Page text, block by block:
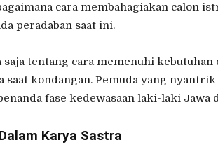
cara membahagiakan calon
peradaban saat ini.
saja tentang cara memenuhi
saat kondangan. Pemuda yang
fase kedewasaan laki-laki
Karya Sastra